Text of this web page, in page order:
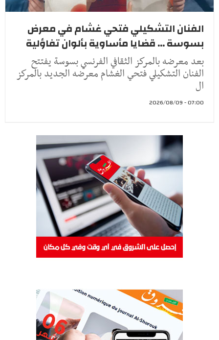
الفنان التشكيلي فتحي غشام في معرض
بسوسة ... قضايا مأساوية بألوان تفاؤلية
بعد معرضه بالمركز الثقافي الفرنسي بسوسة يفتتح
الفنان التشكيلي فتحي الغشام معرضه الجديد بالمركز
ال
07:00 - 2026/08/09